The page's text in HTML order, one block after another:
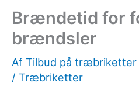
Brændetid for
brændsler
Af Tilbud på træbriketter
/ Træbriketter